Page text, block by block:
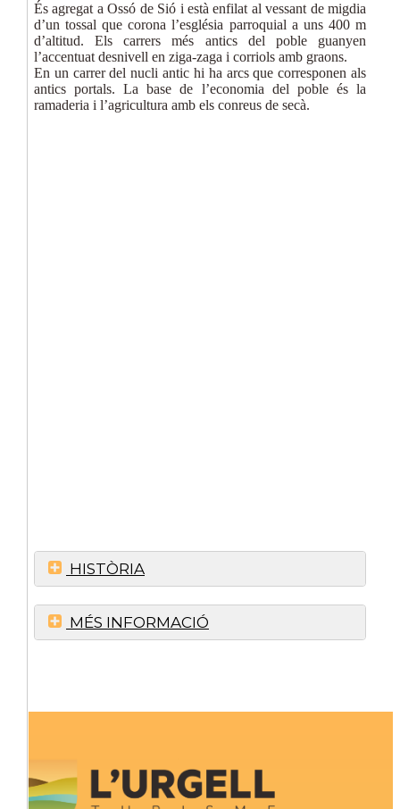
És agregat a Ossó de Sió i està enfilat al vessant de migdia
d’un tossal que corona l’església parroquial a uns 400 m
d’altitud. Els carrers més antics del poble guanyen
l’accentuat desnivell en ziga-zaga i corriols amb graons.
En un carrer del nucli antic hi ha arcs que corresponen als
antics portals. La base de l’economia del poble és la
ramaderia i l’agricultura amb els conreus de secà.
HISTÒRIA
MÉS INFORMACIÓ